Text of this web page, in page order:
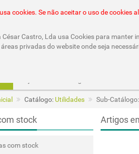
cookies. Se não aceitar o uso de
César Castro, Lda usa Cookies para
áreas privadas do website onde seja
Catálogo: Utilidades Sub-
stock
com stock
Artigos